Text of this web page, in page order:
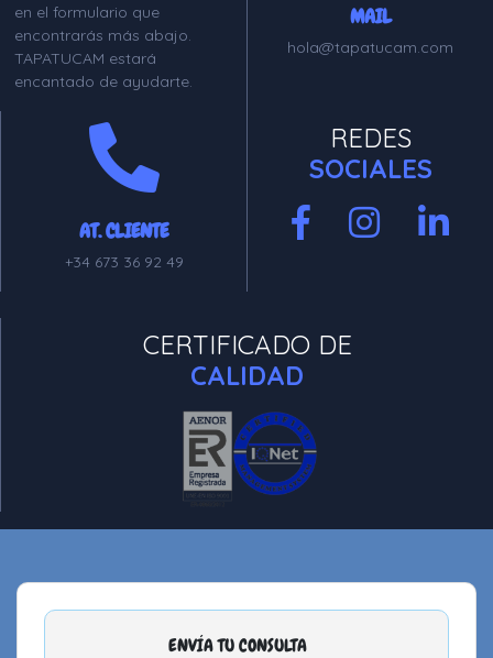
en el formulario que
encontrarás más abajo.
TAPATUCAM estará
encantado de ayudarte.
MAIL
hola@tapatucam.com
AT. CLIENTE
+34 673 36 92 49
REDES
SOCIALES
CERTIFICADO DE
CALIDAD
ENVÍA TU CONSULTA